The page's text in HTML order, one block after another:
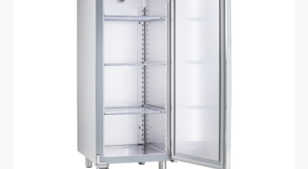
Холодильне та Морозильне обладнання
Овочерізки професійні
Хімія для пароконвектоматів
Хімія для посудомийних машин
MyChef Пароконвекційна піч Cook Master 6